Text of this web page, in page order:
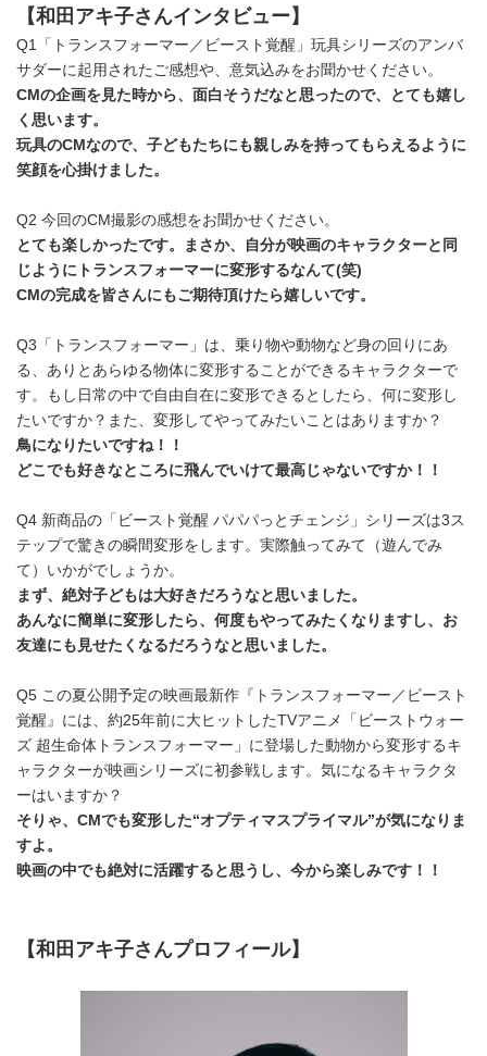
【和田アキ子さんインタビュー】
Q1「トランスフォーマー／ビースト覚醒」玩具シリーズのアンバ
サダーに起用されたご感想や、意気込みをお聞かせください。
CMの企画を見た時から、面白そうだなと思ったので、とても嬉し
く思います。
玩具のCMなので、子どもたちにも親しみを持ってもらえるように
笑顔を心掛けました。
Q2 今回のCM撮影の感想をお聞かせください。
とても楽しかったです。まさか、自分が映画のキャラクターと同
じようにトランスフォーマーに変形するなんて(笑)
CMの完成を皆さんにもご期待頂けたら嬉しいです。
Q3「トランスフォーマー」は、乗り物や動物など身の回りにあ
る、ありとあらゆる物体に変形することができるキャラクターで
す。もし日常の中で自由自在に変形できるとしたら、何に変形し
たいですか？また、変形してやってみたいことはありますか？
鳥になりたいですね！！
どこでも好きなところに飛んでいけて最高じゃないですか！！
Q4 新商品の「ビースト覚醒 パパパっとチェンジ」シリーズは3ス
テップで驚きの瞬間変形をします。実際触ってみて（遊んでみ
て）いかがでしょうか。
まず、絶対子どもは大好きだろうなと思いました。
あんなに簡単に変形したら、何度もやってみたくなりますし、お
友達にも見せたくなるだろうなと思いました。
Q5 この夏公開予定の映画最新作『トランスフォーマー／ビースト
覚醒』には、約25年前に大ヒットしたTVアニメ「ビーストウォー
ズ 超生命体トランスフォーマー」に登場した動物から変形するキ
ャラクターが映画シリーズに初参戦します。気になるキャラクタ
ーはいますか？
そりゃ、 CMでも変形した“オプティマスプライマル”が気になりま
すよ。
映画の中でも絶対に活躍すると思うし、今から楽しみです！！
【和田アキ子さんプロフィール】